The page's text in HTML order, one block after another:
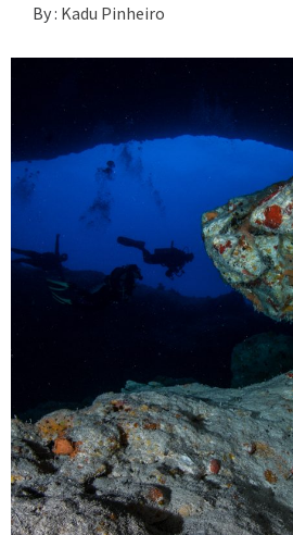
By : Kadu Pinheiro